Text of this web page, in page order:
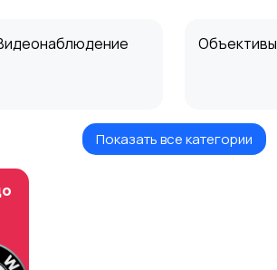
Объективы
Компактные
Показать все категории